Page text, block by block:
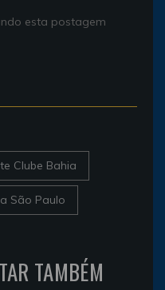
esta postagem
Clube Bahia
São Paulo
TAMBÉM